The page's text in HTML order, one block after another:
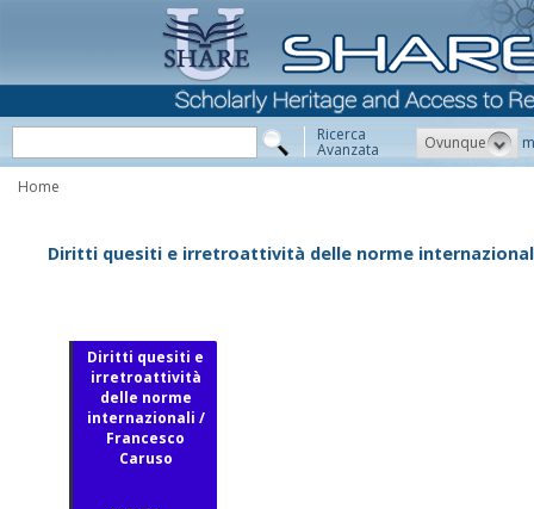
Ricerca
Avanzata Ovunque
Home
Diritti quesiti e irretroattività delle norme
Diritti quesiti e
irretroattività
delle norme
internazionali /
Francesco
Caruso